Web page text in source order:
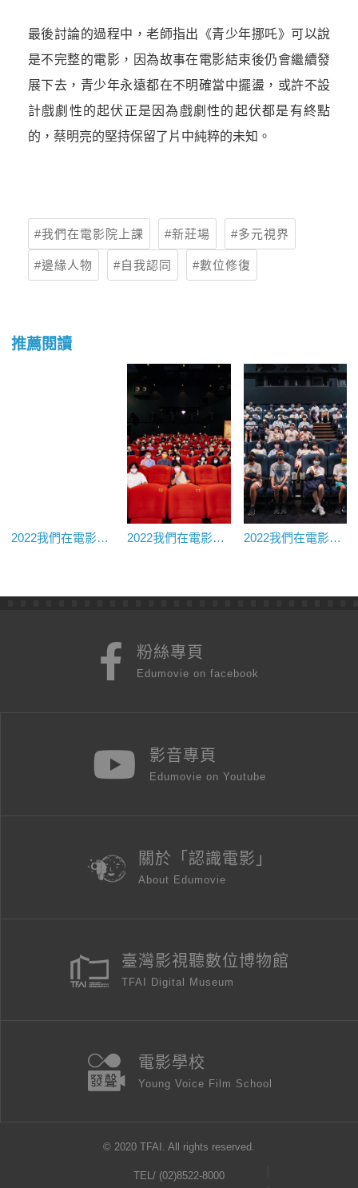
最後討論的過程中，老師指出《青少年挪吒》可以說
是不完整的電影，因為故事在電影結束後仍會繼續發
展下去，青少年永遠都在不明確當中擺盪，或許不設
計戲劇性的起伏正是因為戲劇性的起伏都是有終點
的，蔡明亮的堅持保留了片中純粹的未知。
我們在電影院上課 新莊場 多元視界
邊緣人物 自我認同 數位修復
推薦閱讀
2022我們在電影院上課@美麗新台茂★《翻滾吧！男人》｜衛福部北區兒童之家 2022我們在電影院上課@國家影視聽中心★《推手》｜新北市新莊高中 2022我們在電影院上課@國家影視聽中心★《前世情人的情人》、《隨片登台》｜新北市泰山國中
粉絲專頁
Edumovie on facebook
影音專頁
Edumovie on Youtube
關於「認識電影」
About Edumovie
臺灣影視聽數位博物館
TFAI Digital Museum
電影學校
Young Voice Film School
© 2020 TFAI. All rights reserved.
TEL/ (02)8522-8000